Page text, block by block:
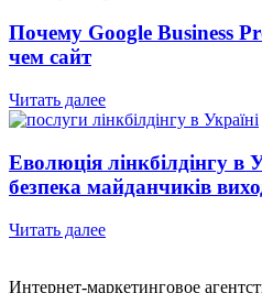
Почему Google Business
чем сайт
Читать далее
Еволюція лінкбілдінгу в
безпека майданчиків
Читать далее
Интернет-маркетинговое